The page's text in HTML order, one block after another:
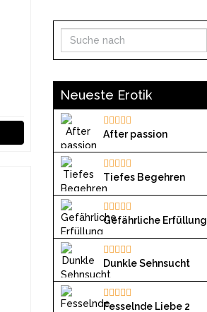
Neueste Erotik
After passion
Tiefes Begehren
Gefährliche Erfüllung
Dunkle Sehnsucht
Fesselnde Liebe 2